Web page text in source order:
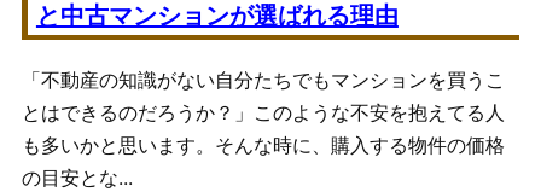
と中古マンションが選ばれる理由
「不動産の知識がない自分たちでもマンションを買うこ
とはできるのだろうか？」このような不安を抱えてる人
も多いかと思います。そんな時に、購入する物件の価格
の目安とな...